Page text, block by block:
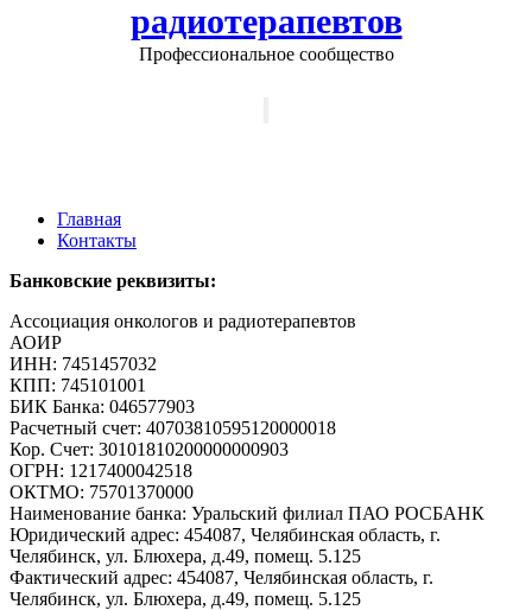
радиотерапевтов
Профессиональное сообщество
Главная
Контакты
Банковские реквизиты:
Ассоциация онкологов и радиотерапевтов
АОИР
ИНН: 7451457032
КПП: 745101001
БИК Банка: 046577903
Расчетный счет: 40703810595120000018
Кор. Счет: 30101810200000000903
ОГРН: 1217400042518
ОКТМО: 75701370000
Наименование банка: Уральский филиал ПАО РОСБАНК
Юридический адрес: 454087, Челябинская область, г.
Челябинск, ул. Блюхера, д.49, помещ. 5.125
Фактический адрес: 454087, Челябинская область, г.
Челябинск, ул. Блюхера, д.49, помещ. 5.125